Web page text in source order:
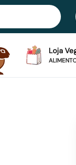
Loja